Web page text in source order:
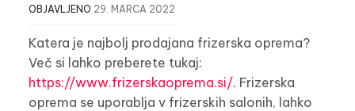
OBJAVLJENO 29. MARCA 2022
Katera je najbolj prodajana frizerska oprema?
Več si lahko preberete tukaj:
https://www.frizerskaoprema.si/. Frizerska
oprema se uporablja v frizerskih salonih, lahko